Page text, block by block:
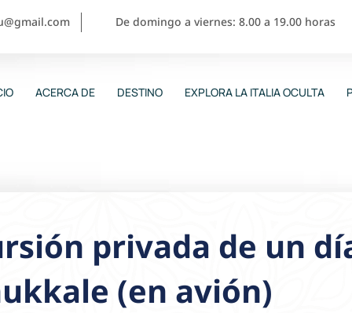
De domingo a viernes: 8.00 a 19.00 horas
ACERCA DE DESTINO EXPLORA LA ITALIA OCULTA
privada de un
(en avión)